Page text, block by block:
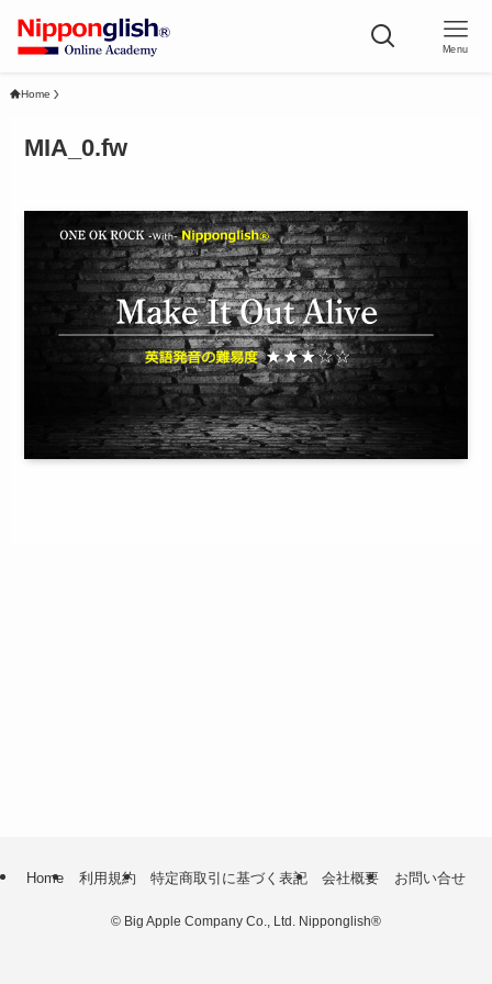
Menu
Home
MIA_0.fw
Home 利用規約 特定商取引に基づく表記 会社概要 お問い合せ
© Big Apple Company Co., Ltd. Nipponglish®